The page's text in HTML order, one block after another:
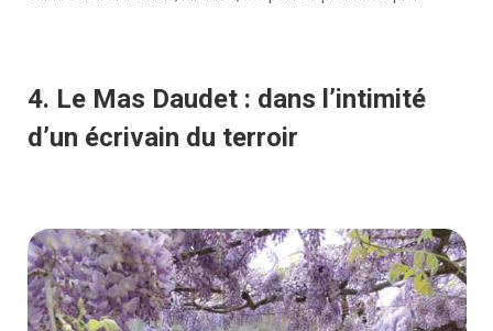
4. Le Mas Daudet : dans l’intimité
d’un écrivain du terroir